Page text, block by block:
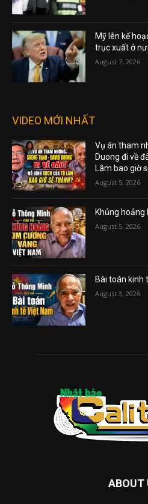
Mỹ lên kế
trục xuất ở
August 7, 2026
VIDEO MỚI NHẤT
Vụ án tham
Duong đi về
Lâm bao giờ
August 5, 2026
Khủng
August 5, 2026
Bài toán kinh
August 3, 2026
ABOUT